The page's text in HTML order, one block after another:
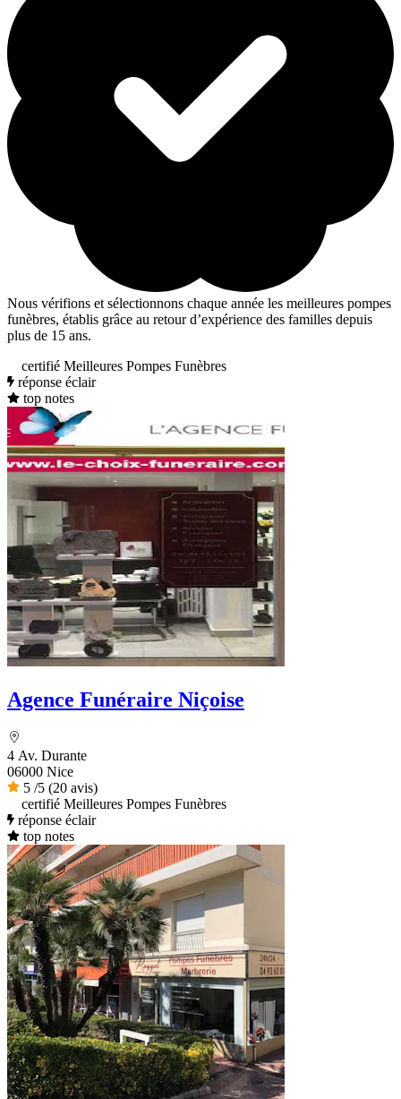
Nous vérifions et sélectionnons chaque année les meilleures pompes
funèbres, établis grâce au retour d’expérience des familles depuis
plus de 15 ans.
certifié Meilleures Pompes Funèbres
réponse éclair
top notes
Agence Funéraire Niçoise
4 Av. Durante
06000 Nice
5 /5 (20 avis)
certifié Meilleures Pompes Funèbres
réponse éclair
top notes